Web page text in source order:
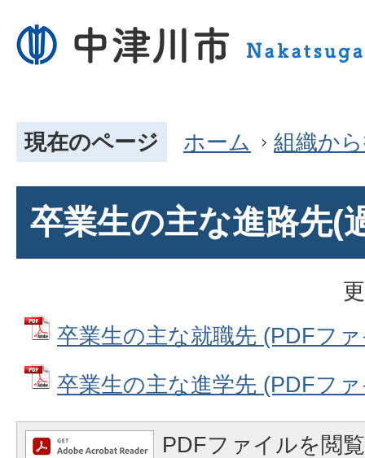
現在のページ ホーム 組織か
卒業生の主な進路先(
卒業生の主な就職先 (PDFフ
卒業生の主な進学先 (PDFフ
PDFファイルを閲